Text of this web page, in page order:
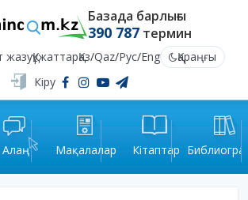
Базада барлығы
390 787термин
жазуҚұжаттарҚаз/Qaz/Рус/Eng
Қараңғы
Кіру
Алаң Мақалалар Кітаптар